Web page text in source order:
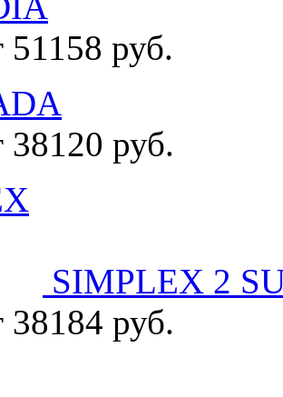
51158 руб.
38120 руб.
SIMPLEX 2
38184 руб.